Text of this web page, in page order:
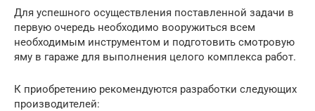
Для успешного осуществления поставленной задачи в
первую очередь необходимо вооружиться всем
необходимым инструментом и подготовить смотровую
яму в гараже для выполнения целого комплекса работ.
К приобретению рекомендуются разработки следующих
производителей: